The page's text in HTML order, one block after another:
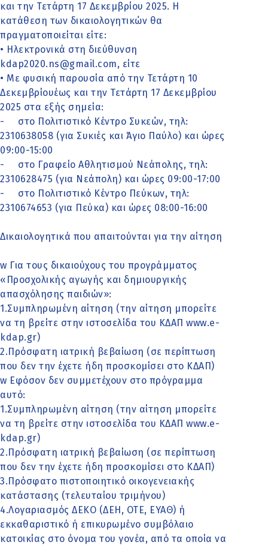
και την Τετάρτη 17 Δεκεμβρίου 2025. Η
κατάθεση των δικαιολογητικών θα
πραγματοποιείται είτε:
• Ηλεκτρονικά στη διεύθυνση
kdap2020.ns@gmail.com, είτε
• Με φυσική παρουσία από την Τετάρτη 10
Δεκεμβρίουέως και την Τετάρτη 17 Δεκεμβρίου
2025 στα εξής σημεία:
- στο Πολιτιστικό Κέντρο Συκεών, τηλ:
2310638058 (για Συκιές και Άγιο Παύλο) και ώρες
09:00-15:00
- στο Γραφείο Αθλητισμού Νεάπολης, τηλ:
2310628475 (για Νεάπολη) και ώρες 09:00-17:00
- στο Πολιτιστικό Κέντρο Πεύκων, τηλ:
2310674653 (για Πεύκα) και ώρες 08:00-16:00
Δικαιολογητικά που απαιτούνται για την αίτηση
w Για τους δικαιούχους του προγράμματος
«Προσχολικής αγωγής και δημιουργικής
απασχόλησης παιδιών»:
1.Συμπληρωμένη αίτηση (την αίτηση μπορείτε
να τη βρείτε στην ιστοσελίδα του ΚΔΑΠ www.e-
kdap.gr)
2.Πρόσφατη ιατρική βεβαίωση (σε περίπτωση
που δεν την έχετε ήδη προσκομίσει στο ΚΔΑΠ)
w Εφόσον δεν συμμετέχουν στο πρόγραμμα
αυτό:
1.Συμπληρωμένη αίτηση (την αίτηση μπορείτε
να τη βρείτε στην ιστοσελίδα του ΚΔΑΠ www.e-
kdap.gr)
2.Πρόσφατη ιατρική βεβαίωση (σε περίπτωση
που δεν την έχετε ήδη προσκομίσει στο ΚΔΑΠ)
3.Πρόσφατο πιστοποιητικό οικογενειακής
κατάστασης (τελευταίου τριμήνου)
4.Λογαριασμός ΔΕΚΟ (ΔΕΗ, ΟΤΕ, ΕΥΑΘ) ή
εκκαθαριστικό ή επικυρωμένο συμβόλαιο
κατοικίας στο όνομα του γονέα, από τα οποία να